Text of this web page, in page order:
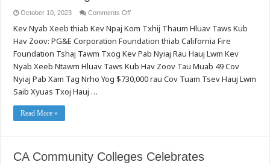
October 10, 2023 Comments Offon
Safety
and
Preparedness:
PG&E
Corporation
Foundation
and
California
Kev Nyab Xeeb thiab Kev Npaj Kom Txhij Thaum Hluav Taws Kub
Hav Zoov: PG&E Corporation Foundation thiab California Fire
Foundation Tshaj Tawm Txog Kev Pab Nyiaj Rau Hauj Lwm Kev
Nyab Xeeb Ntawm Hluav Taws Kub Hav Zoov Tau Muab 49 Cov
Nyiaj Pab Xam Tag Nrho Yog $730,000 rau Cov Tuam Tsev Hauj Lwm
Saib Xyuas Txoj Hauj …
Read More »
CA Community Colleges Celebrates